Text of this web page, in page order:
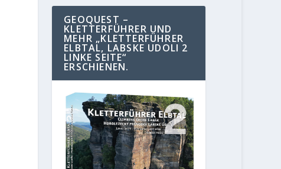
GEOQUEST –
KLETTERFÜHRER UND
MEHR „KLETTERFÜHRER
ELBTAL, LABSKE UDOLI 2
LINKE SEITE“
ERSCHIENEN.